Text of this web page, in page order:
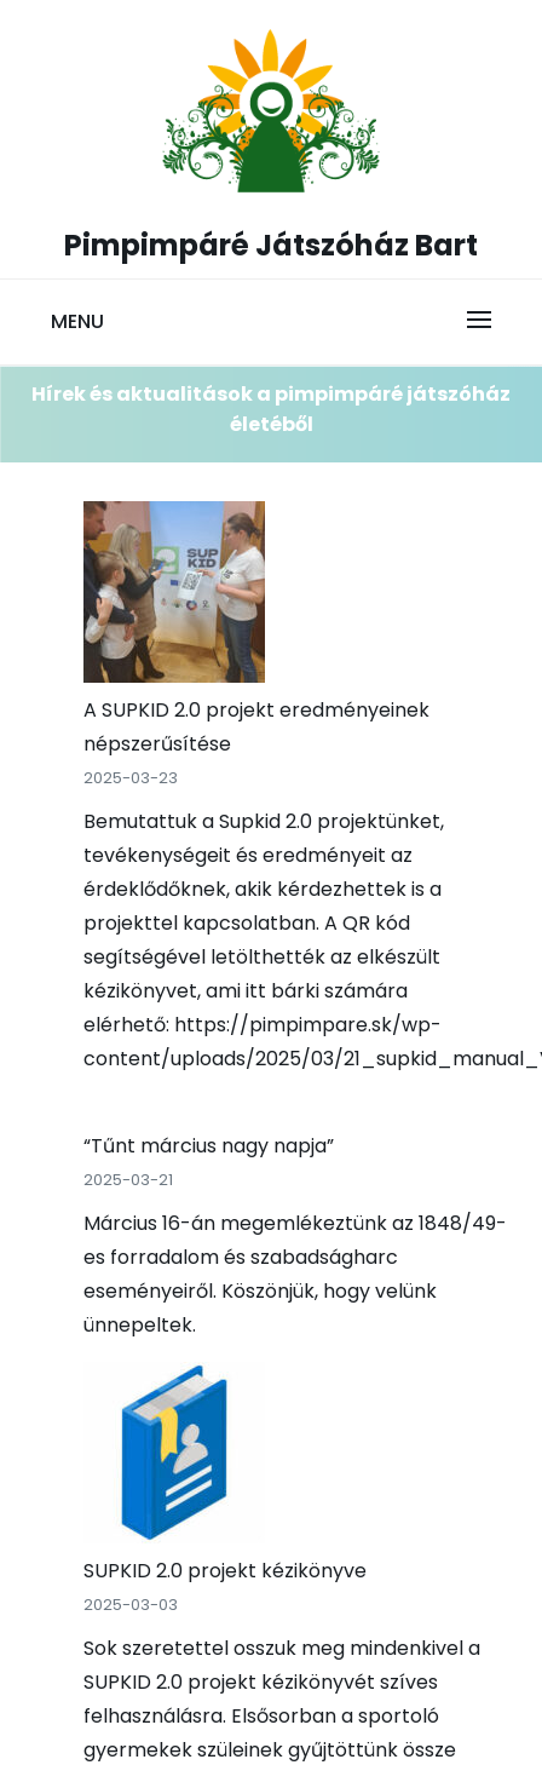
Pimpimpáré Játszóház Bart
MENU
Hírek és aktualitások a pimpimpáré játszóház
életéből
A SUPKID 2.0 projekt eredményeinek
népszerűsítése
2025-03-23
Bemutattuk a Supkid 2.0 projektünket,
tevékenységeit és eredményeit az
érdeklődőknek, akik kérdezhettek is a
projekttel kapcsolatban. A QR kód
segítségével letölthették az elkészült
kézikönyvet, ami itt bárki számára
elérhető: https://pimpimpare.sk/wp-
content/uploads/2025/03/
“Tűnt március nagy napja”
2025-03-21
Március 16-án megemlékeztünk az 1848/49-
es forradalom és szabadságharc
eseményeiről. Köszönjük, hogy velünk
ünnepeltek.
SUPKID 2.0 projekt kézikönyve
2025-03-03
Sok szeretettel osszuk meg mindenkivel a
SUPKID 2.0 projekt kézikönyvét szíves
felhasználásra. Elsősorban a sportoló
gyermekek szüleinek gyűjtöttünk össze